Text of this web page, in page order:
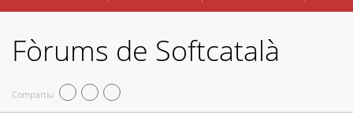
Fòrums de Softcatalà
Compartiu